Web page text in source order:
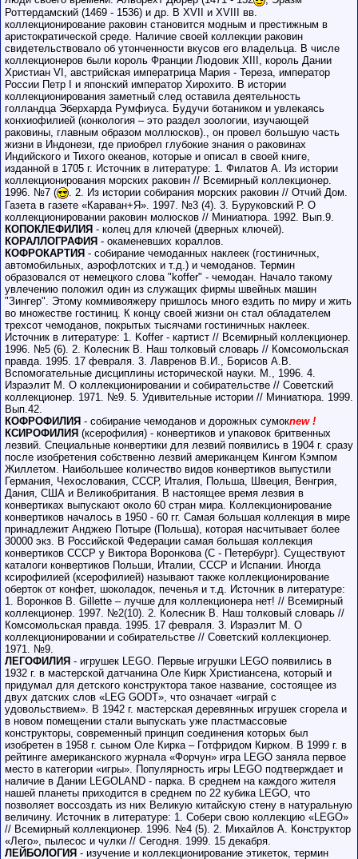
Роттердамский (1469 - 1536) и др. В XVII и XVIII вв.
коллекционирование раковин становится модным и престижным в
аристократической среде. Наличие своей коллекции раковин
свидетельствовало об утонченности вкусов его владельца. В числе
коллекционеров были король Франции Людовик XIII, король Дании
Христиан VI, австрийская императрица Мария - Тереза, император
России Петр I и японский император Хирохито. В истории
коллекционирования заметный след оставила деятельность
голландца Эберхарда Румфиуса. Будучи ботаником и увлекаясь
конхиофилией (конкология – это раздел зоологии, изучающей
раковины, главным образом моллюсков)., он провел большую часть
жизни в Индонези, где приобрел глубокие знания о раковинах
Индийского и Тихого океанов, которые и описал в своей книге,
изданной в 1705 г. Источник в литературе: 1. Филатов А. Из истории
коллекционирования морских раковин // Всемирный коллекционер.
1996. №7 (
. 2. Из истории собирания морских раковин // Отчий Дом.
Газета в газете «Караван+Я». 1997. №3 (4). 3. Буруковский Р. О
коллекционировании раковин молюсков // Миниатюра. 1992. Вып.9.
КОПОКЛЕФИЛИЯ - колец для ключей (дверных ключей).
КОРАЛЛОГРАФИЯ - окаменевших кораллов.
КОФРОКАРТИЯ - собирание чемоданных наклеек (гостиничных,
автомобильных, аэрофлотских и т.д.) и чемоданов. Термин
образовался от немецкого слова "koffer" - чемодан. Начало такому
увлечению положил один из служащих фирмы швейных машин
"Зингер". Этому коммивояжеру пришлось много ездить по миру и жить
во множестве гостиниц. К концу своей жизни он стал обладателем
трехсот чемоданов, покрытых тысячами гостиничных наклеек.
Источник в литературе: 1. Koffer - картист // Всемирный коллекционер.
1996. №5 (6). 2. Колесник В. Наш толковый словарь // Комсомольская
правда. 1995. 17 февраля. 3. Лавренов В.И., Борисов А.В.
Вспомогательные дисциплины исторической науки. М., 1996. 4.
Израэлит М. О коллекционировании и собирательстве // Советский
коллекционер. 1971. №9. 5. Удивительные истории // Миниатюра. 1999.
Вып.42.
КОФРОФИЛИЯ - собирание чемоданов и дорожных сумокnew !
КСИРОФИЛИЯ (ксерофилия) - конвертиков и упаковок бритвенных
лезвий. Специальные конвертики для лезвий появились в 1904 г. сразу
после изобретения собственно лезвий американцем Кингом Кэмпом
Жиллетом. Наибольшее количество видов конвертиков выпустили
Германия, Чехословакия, СССР, Италия, Польша, Швеция, Венгрия,
Дания, США и Великобритания. В настоящее время лезвия в
конвертиках выпускают около 60 стран мира. Коллекционирование
конвертиков началось в 1950 - 60 гг. Самая большая коллекция в мире
принадлежит Анджею Потыре (Польша), которая насчитывает более
30000 экз. В Российской Федерации самая большая коллекция
конвертиков СССР у Виктора Воронкова (С - Петербург). Существуют
каталоги конвертиков Польши, Италии, СССР и Испании. Иногда
ксирофилией (ксерофилией) называют также коллекционирование
оберток от конфет, шоколадок, печенья и т.д. Источник в литературе:
1. Воронков В. Gillette – лучше для коллекционера нет! // Всемирный
коллекционер. 1997. №2(10). 2. Колесник В. Наш толковый словарь //
Комсомольская правда. 1995. 17 февраля. 3. Израэлит М. О
коллекционировании и собирательстве // Советский коллекционер.
1971. №9.
ЛЕГОФИЛИЯ - игрушек LEGO. Первые игрушки LEGO появились в
1932 г. в мастерской датчанина Оле Кирк Христиансена, который и
придумал для детского конструктора такое название, состоящее из
двух датских слов «LEG GODT», что означает «играй с
удовольствием». В 1942 г. мастерская деревянных игрушек сгорела и
в новом помещении стали выпускать уже пластмассовые
конструкторы, современный принцип соединения которых был
изобретен в 1958 г. сыном Оле Кирка – Готфридом Кирком. В 1999 г. в
рейтинге американского журнала «Форчун» игра LEGO заняла первое
место в категории «игры». Популярность игры LEGO подтверждает и
наличие в Дании LEGOLAND - парка. В среднем на каждого жителя
нашей планеты приходится в среднем по 22 кубика LEGO, что
позволяет воссоздать из них Великую китайскую стену в натуральную
величину. Источник в литературе: 1. Собери свою коллекцию «LEGO»
// Всемирный коллекционер. 1996. №4 (5). 2. Михайлов А. Конструктор
«Лего», пылесос и чулки // Сегодня. 1999. 15 декабря.
ЛЕЙБОЛОГИЯ - изучение и коллекционирование этикеток, термин